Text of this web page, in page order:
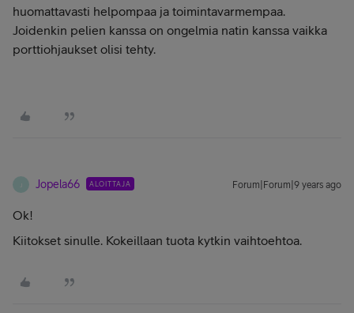
huomattavasti helpompaa ja toimintavarmempaa.
Joidenkin pelien kanssa on ongelmia natin kanssa vaikka
porttiohjaukset olisi tehty.
Jopela66 ALOITTAJA Forum|Forum|9 years ago
Ok!
Kiitokset sinulle. Kokeillaan tuota kytkin vaihtoehtoa.